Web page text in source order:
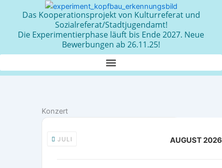
Das Kooperationsprojekt von Kulturreferat und
Sozialreferat/Stadtjugendamt!
Die Experimentierphase läuft bis Ende 2027. Neue
Bewerbungen ab 26.11.25!
Konzert
JULI AUGUST 2026